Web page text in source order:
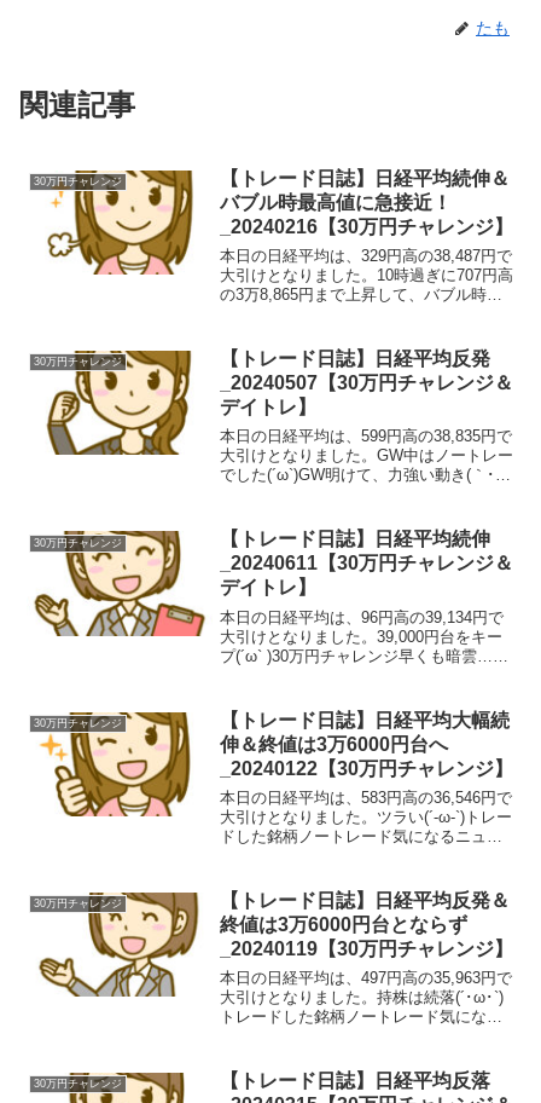
たも
関連記事
30万円チャレンジ
【トレード日誌】日経平均続伸＆
バブル時最高値に急接近！
_20240216【30万円チャレンジ】
本日の日経平均は、329円高の38,487円で
大引けとなりました。10時過ぎに707円高
の3万8,865円まで上昇して、バブル時の
(｀･ω･´)昨日現物を売却し...
30万円チャレンジ
【トレード日誌】日経平均反発
_20240507【30万円チャレンジ＆
デイトレ】
本日の日経平均は、599円高の38,835円で
大引けとなりました。GW中はノートレー
でした(´ω`)GW明けて、力強い動き(｀･
格枚数約定時間約定概算o...
30万円チャレンジ
【トレード日誌】日経平均続伸
_20240611【30万円チャレンジ＆
デイトレ】
本日の日経平均は、96円高の39,134円で
大引けとなりました。39,000円台をキー
プ(´ω` )30万円チャレンジ早くも暗雲…
もの有）200円！(･｀ω･´...
30万円チャレンジ
【トレード日誌】日経平均大幅続
伸＆終値は3万6000円台へ
_20240122【30万円チャレンジ】
本日の日経平均は、583円高の36,546円で
大引けとなりました。ツラい(´-ω-`)トレー
ドした銘柄ノートレード気になるニュー
ょう！(｀･ω･´)
30万円チャレンジ
【トレード日誌】日経平均反発＆
終値は3万6000円台とならず
_20240119【30万円チャレンジ】
本日の日経平均は、497円高の35,963円で
大引けとなりました。持株は続落(´･ω･`)
トレードした銘柄ノートレード気になる
ごい！(｀･ω･´)さいごに一週間お疲れ様...
30万円チャレンジ
【トレード日誌】日経平均反落